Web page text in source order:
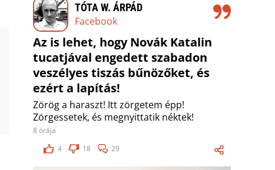
TÓTA W. ÁRPÁD
Facebook
Az is lehet, hogy Novák Katalin
tucatjával engedett szabadon
veszélyes tiszás bűnözőket, és
ezért a lapítás!
Zörög a haraszt! Itt zörgetem épp!
Zörgessetek, és megnyittatik néktek!
8 órája
4
18 29